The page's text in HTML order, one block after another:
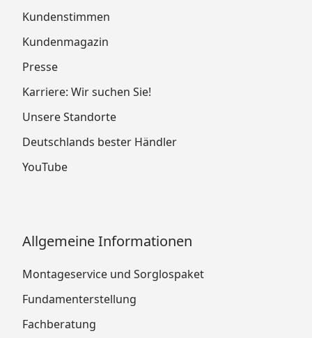
Kundenstimmen
Kundenmagazin
Presse
Karriere: Wir suchen Sie!
Unsere Standorte
Deutschlands bester Händler
YouTube
Allgemeine Informationen
Montageservice und Sorglospaket
Fundamenterstellung
Fachberatung